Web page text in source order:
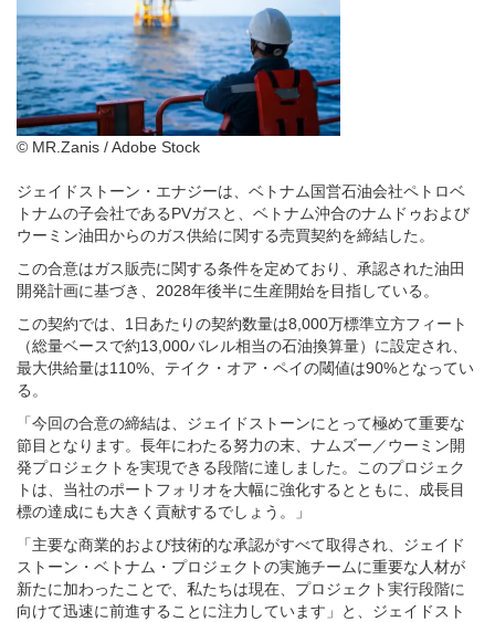
© MR.Zanis / Adobe Stock
ジェイドストーン・エナジーは、ベトナム国営石油会社ペトロベ
トナムの子会社であるPVガスと、ベトナム沖合のナムドゥおよび
ウーミン油田からのガス供給に関する売買契約を締結した。
この合意はガス販売に関する条件を定めており、承認された油田
開発計画に基づき、2028年後半に生産開始を目指している。
この契約では、1日あたりの契約数量は8,000万標準立方フィート
（総量ベースで約13,000バレル相当の石油換算量）に設定され、
最大供給量は110%、テイク・オア・ペイの閾値は90%となってい
る。
「今回の合意の締結は、ジェイドストーンにとって極めて重要な
節目となります。長年にわたる努力の末、ナムズー／ウーミン開
発プロジェクトを実現できる段階に達しました。このプロジェク
トは、当社のポートフォリオを大幅に強化するとともに、成長目
標の達成にも大きく貢献するでしょう。」
「主要な商業的および技術的な承認がすべて取得され、ジェイド
ストーン・ベトナム・プロジェクトの実施チームに重要な人材が
新たに加わったことで、私たちは現在、プロジェクト実行段階に
向けて迅速に前進することに注力しています」と、ジェイドスト